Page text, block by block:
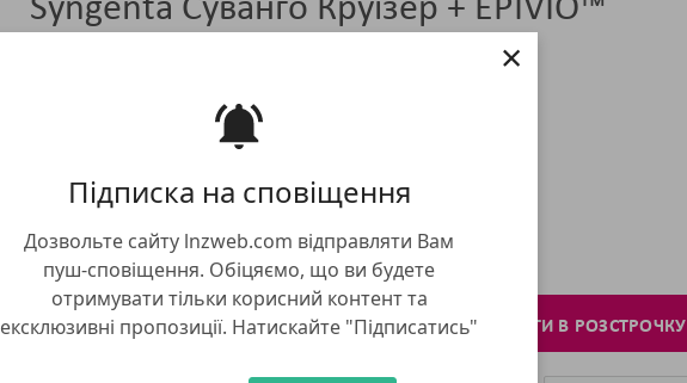
Підписка на сповіщення
Дозвольте сайту lnzweb.com відправляти Вам
пуш-сповіщення. Обіцяємо, що ви будете
отримувати тільки корисний контент та
ексклюзивні пропозиції. Натискайте "Підписатись"
×
Syngenta Суванго Круїзер + EPIVIO™
мішок 150 тис. насінин
4 026.00 грн
1 610.40грн/га
ДО КОШИКУ КУПИТИ В 1 КЛІК КУПИТИ В РОЗСТРОЧКУ